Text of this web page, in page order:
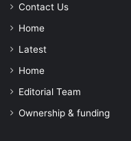
Contact Us
Home
Latest
Home
Editorial Team
Ownership & funding